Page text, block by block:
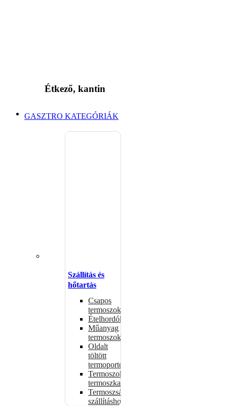
Étkező, kantin
GASZTRO KATEGÓRIÁK
Szállítás és
hőtartás
Csapos
termoszok
Ételhordók
Műanyag
termoszok
Oldalt
töltött
termoportok
Termoszok,
termoszkannák
Termoszsákok
szállításhoz